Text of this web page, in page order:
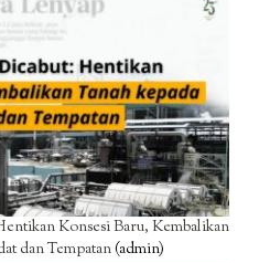
Konsesi Baru, Kembalikan
dan Tempatan(admin)